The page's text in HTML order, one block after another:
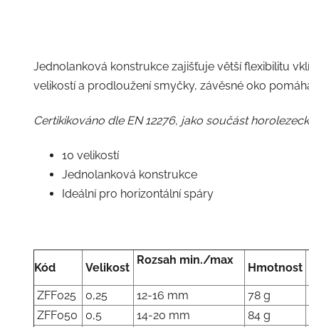
Jednolanková konstrukce zajišťuje větší flexibilitu
velikostí a prodloužení smyčky, závěsné oko
Certikikováno dle EN 12276, jako součást
10 velikostí
Jednolanková konstrukce
Ideální pro horizontální spáry
Kód Velikost
Rozsah min./max
Hmotnost
ZFF025 0,25 12-16 mm 78 g
ZFF050
0,5 14-20 mm 84 g